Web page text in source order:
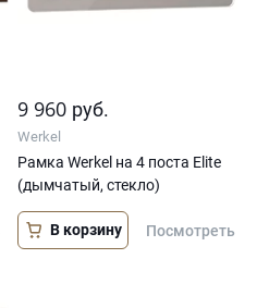
9 960 руб.
Werkel
Рамка Werkel на 4 поста Elite
(дымчатый, стекло)
В корзину Посмотреть